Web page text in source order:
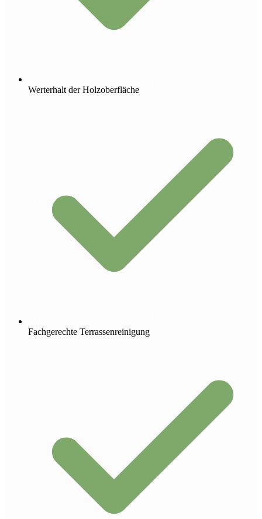
Werterhalt der Holzoberfläche
Fachgerechte Terrassenreinigung